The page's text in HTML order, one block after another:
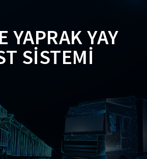
YAPRAK YAY
SİSTEMİ